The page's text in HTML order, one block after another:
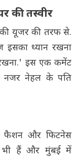
की तस्वीर
यूजर की तरफ से.
इसका ध्यान रखना
इस एक कमेंट
नजर नेहल के पति
फैशन और फिटनेस
भी हैं और मुंबई में